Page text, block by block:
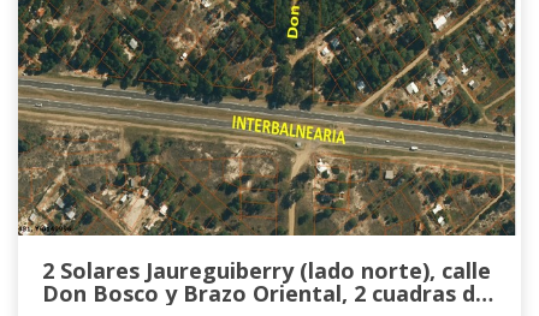
2 Solares Jaureguiberry (lado norte), calle
Don Bosco y Brazo Oriental, 2 cuadras de